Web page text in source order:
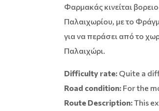
Φαρμακάς κινείται
Παλαιχωρίου, με το
για να περάσει από το
Παλαιχώρι.
Difficulty rate: Quite a
Road condition: For the
Route Description:This